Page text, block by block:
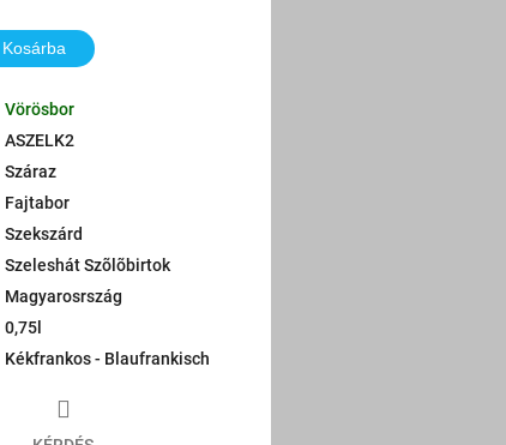
Kosárba
Vörösbor
ASZELK2
Száraz
Fajtabor
Szekszárd
Szeleshát Szõlõbirtok
Magyarosrszág
0,75l
Kékfrankos - Blaufrankisch